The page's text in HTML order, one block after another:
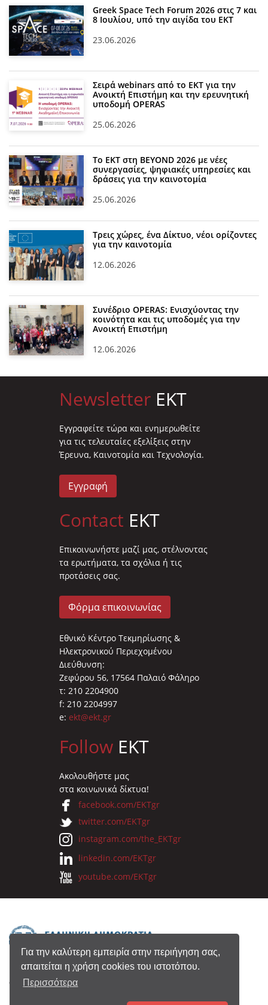
Για την καλύτερη εμπειρία στην περιήγηση σας,
απαιτείται η χρήση cookies του ιστοτόπου.
Περισσότερα
Greek Space Tech Forum 2026 στις 7 και
8 Ιουλίου, υπό την αιγίδα του ΕΚΤ
23.06.2026
Σειρά webinars από το ΕΚΤ για την
Ανοικτή Επιστήμη και την ερευνητική
υποδομή OPERAS
25.06.2026
Το ΕΚΤ στη BEYOND 2026 με νέες
συνεργασίες, ψηφιακές υπηρεσίες και
δράσεις για την καινοτομία
25.06.2026
Τρεις χώρες, ένα Δίκτυο, νέοι ορίζοντες
για την καινοτομία
12.06.2026
Συνέδριο OPERAS: Ενισχύοντας την
κοινότητα και τις υποδομές για την
Ανοικτή Επιστήμη
12.06.2026
Newsletter EKT
Eγγραφείτε τώρα και ενημερωθείτε
για τις τελευταίες εξελίξεις στην
Έρευνα, Καινοτομία και Τεχνολογία.
Εγγραφή
Contact EKT
Επικοινωνήστε μαζί μας, στέλνοντας
τα ερωτήματα, τα σχόλια ή τις
προτάσεις σας.
Φόρμα επικοινωνίας
Εθνικό Κέντρο Τεκμηρίωσης &
Ηλεκτρονικού Περιεχομένου
Διεύθυνση:
Ζεφύρου 56, 17564 Παλαιό Φάληρο
τ: 210 2204900
f: 210 2204997
e: ekt@ekt.gr
Follow EKT
Ακολουθήστε μας
στα κοινωνικά δίκτυα!
facebook.com/EKTgr
twitter.com/EKTgr
instagram.com/the_EKTgr
linkedin.com/EKTgr
youtube.com/EKTgr
© 2026 Eθνικό Κέντρο Τεκμηρίωσης